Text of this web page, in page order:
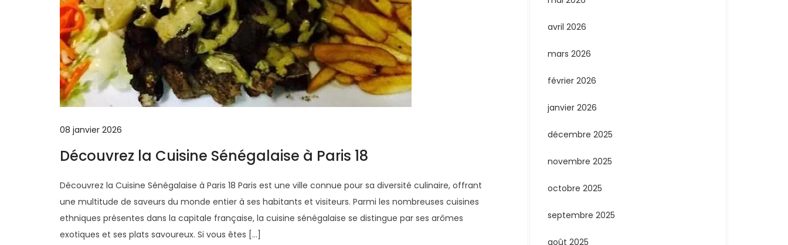
08 janvier 2026
Découvrez la Cuisine Sénégalaise à Paris 18
Découvrez la Cuisine Sénégalaise à Paris 18 Paris est une ville connue pour sa diversité culinaire, offrant
une multitude de saveurs du monde entier à ses habitants et visiteurs. Parmi les nombreuses cuisines
ethniques présentes dans la capitale française, la cuisine sénégalaise se distingue par ses arômes
exotiques et ses plats savoureux. Si vous êtes […]
avril 2026
mars 2026
février 2026
janvier 2026
décembre 2025
novembre 2025
octobre 2025
septembre 2025
août 2025